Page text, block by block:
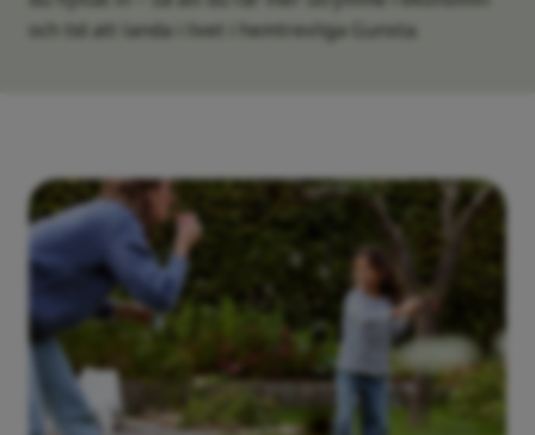
och tid att landa i livet i hemtrevliga Gunsta.